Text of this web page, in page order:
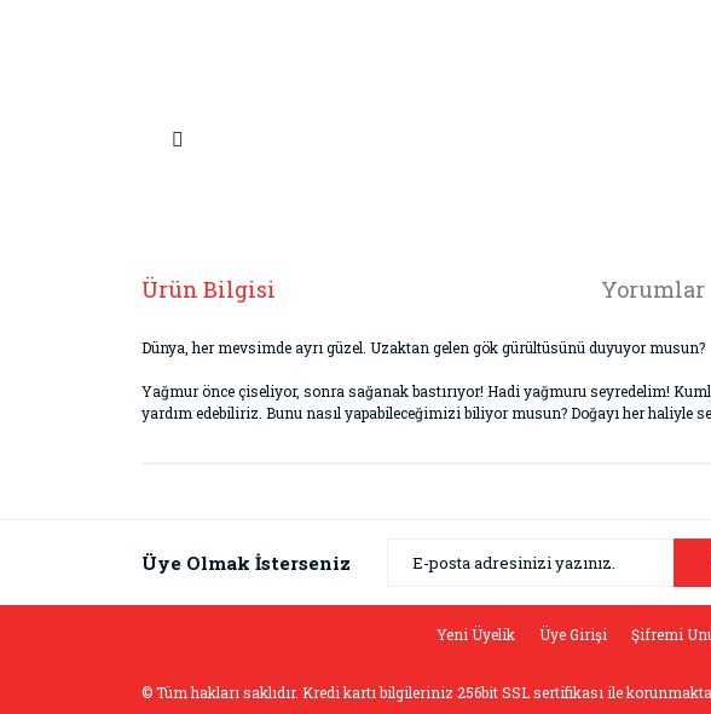
Ürün Bilgisi Yorumlar
Dünya, her mevsimde ayrı güzel. Uzaktan gelen gök gürültüsünü duyuyor musun?
Yağmur önce çiseliyor, sonra sağanak bastırıyor! Hadi yağmuru seyredelim!
yardım edebiliriz. Bunu nasıl yapabileceğimizi biliyor musun? Doğayı her haliyle
Ürün resmi kalitesiz, bozuk veya görüntülenemiyor.
Bu ürüne benzer farklı alternatifler olmalı.
Üye Olmak İsterseniz
Yeni Üyelik Üye Girişi Şifremi
© Tüm hakları saklıdır. Kredi kartı bilgileriniz 256bit SSL sertifikası ile